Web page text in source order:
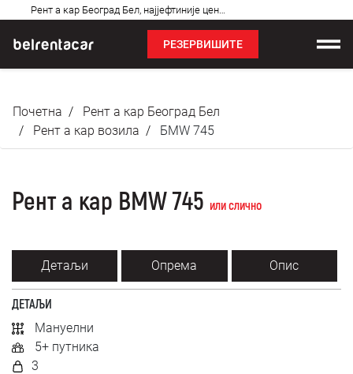
Рент а кар Београд Бел, најјефтиније цене: Бел!✓
питања
РЕЗЕРВИШИТЕ
Цене
О нама
Блог
Контакт
SRPSKI
Почетна
Рент а кар Београд Бел
Рент а кар возила
БМW 745
Рент а кар BMW 745 или слично
Детаљи Опрема Опис
ДЕТАЉИ
Мануелни
5+ путника
3